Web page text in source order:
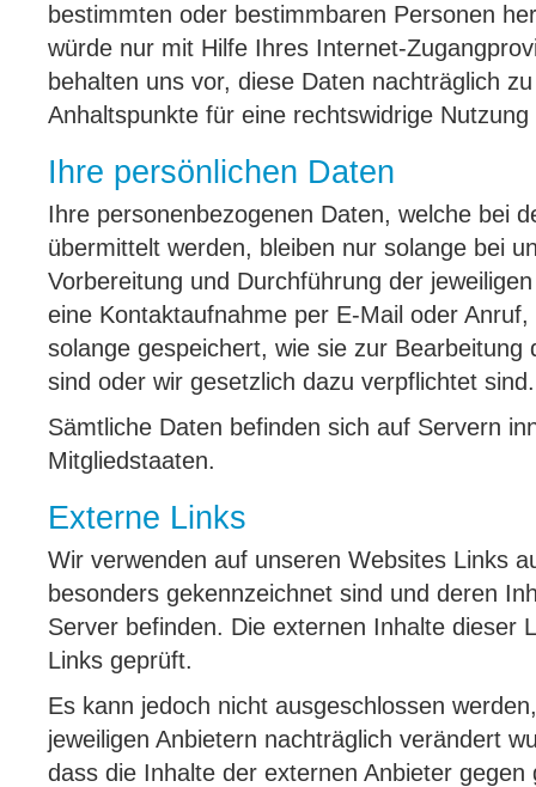
bestimmten oder bestimmbaren Personen
würde nur mit Hilfe Ihres Internet-
behalten uns vor, diese Daten nachträglich
Anhaltspunkte für eine rechtswidrige
Ihre persönlichen Daten
Ihre personenbezogenen Daten, welche bei
übermittelt werden, bleiben nur solange bei
Vorbereitung und Durchführung der
eine Kontaktaufnahme per E-Mail oder
solange gespeichert, wie sie zur Bearbeitung
sind oder wir gesetzlich dazu verpflichtet sind.
Sämtliche Daten befinden sich auf Servern
Mitgliedstaaten.
Externe Links
Wir verwenden auf unseren Websites Links
besonders gekennzeichnet sind und deren
Server befinden. Die externen Inhalte dieser
Links geprüft.
Es kann jedoch nicht ausgeschlossen
jeweiligen Anbietern nachträglich verändert
dass die Inhalte der externen Anbieter